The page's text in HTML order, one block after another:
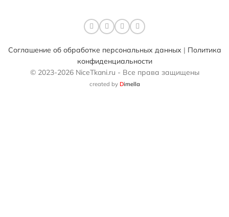
Соглашение об обработке персональных данных | Политика
конфиденциальности
© 2023-2026 NiceTkani.ru - Все права защищены
created by Dimella